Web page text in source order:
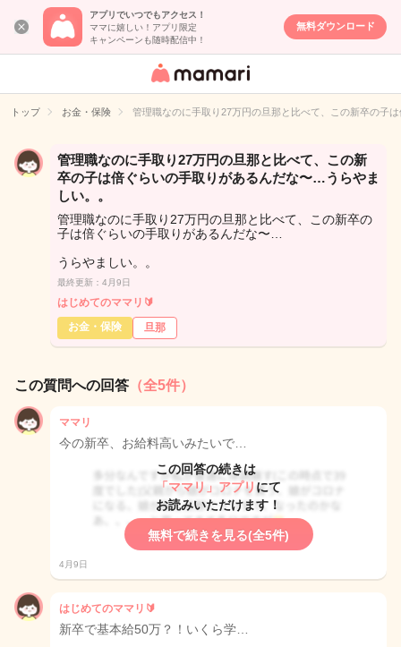
アプリでいつでもアクセス！
ママに嬉しい！アプリ限定
キャンペーンも随時配信中！
無料ダウンロード
女性専用匿名QA
イト
トップ お金・保険 管理職なのに手取り27万円の旦那と比べて、この新卒の子
管理職なのに手取り27万円の旦那と比べて、この新
卒の子は倍ぐらいの手取りがあるんだな〜…うらやま
しい。。
管理職なのに手取り27万円の旦那と比べて、この新卒の
子は倍ぐらいの手取りがあるんだな〜…
うらやましい。。
最終更新：4月9日
はじめてのママリ🔰
お金・保険
旦那
この質問への回答 （全5件）
ママリ
今の新卒、お給料高いみたいで…
この回答の続きは
「ママリ」アプリ にて
お読みいただけます！
無料で続きを見る(全5件)
4月9日
はじめてのママリ🔰
新卒で基本給50万？！いくら学…